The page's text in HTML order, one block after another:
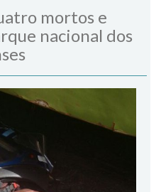
mortos e
nacional dos